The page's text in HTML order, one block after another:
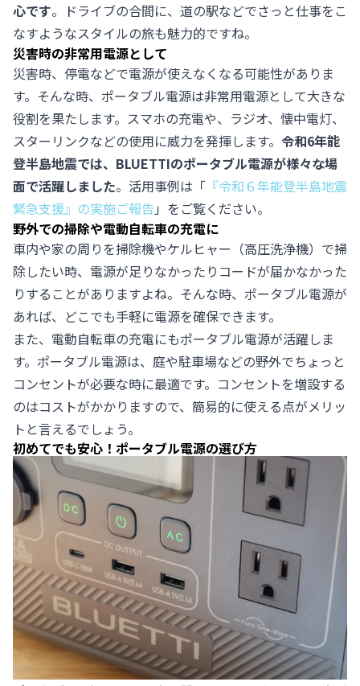
心です。ドライブの合間に、道の駅などでさっと仕事をこ
なすようなスタイルの旅も魅力的ですね。
災害時の非常用電源として
災害時、停電などで電源が使えなくなる可能性がありま
す。そんな時、ポータブル電源は非常用電源として大きな
役割を果たします。スマホの充電や、ラジオ、懐中電灯、
スターリンクなどの使用に威力を発揮します。 令和6年能
登半島地震では、BLUETTIのポータブル電源が様々な場
面で活躍しました。活用事例は「 『令和６年能登半島地震
緊急支援』の実施ご報告 」をご覧ください。
野外での掃除や電動自転車の充電に
車内や家の周りを掃除機やケルヒャー（高圧洗浄機）で掃
除したい時、電源が足りなかったりコードが届かなかった
りすることがありますよね。そんな時、ポータブル電源が
あれば、どこでも手軽に電源を確保できます。
また、電動自転車の充電にもポータブル電源が活躍しま
す。ポータブル電源は、庭や駐車場などの野外でちょっと
コンセントが必要な時に最適です。コンセントを増設する
のはコストがかかりますので、簡易的に使える点がメリッ
トと言えるでしょう。
初めてでも安心！ポータブル電源の選び方